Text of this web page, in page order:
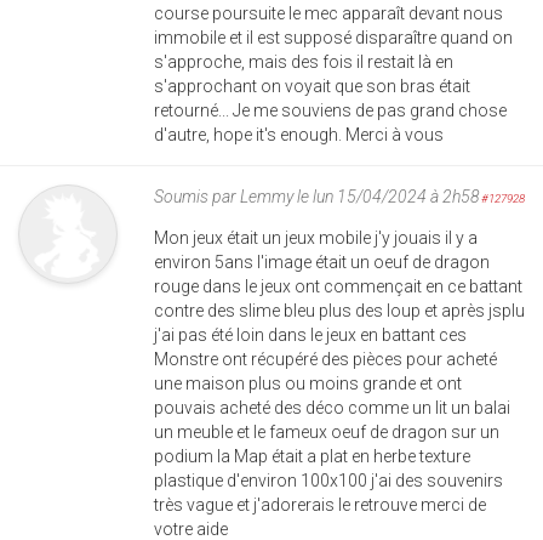
course poursuite le mec apparaît devant nous
immobile et il est supposé disparaître quand on
s'approche, mais des fois il restait là en
s'approchant on voyait que son bras était
retourné... Je me souviens de pas grand chose
d'autre, hope it's enough. Merci à vous
Soumis parLemmyle lun 15/04/2024 à 2h58#127928
Mon jeux était un jeux mobile j'y jouais il y a
environ 5ans l'image était un oeuf de dragon
rouge dans le jeux ont commençait en ce battant
contre des slime bleu plus des loup et après jsplu
j'ai pas été loin dans le jeux en battant ces
Monstre ont récupéré des pièces pour acheté
une maison plus ou moins grande et ont
pouvais acheté des déco comme un lit un balai
un meuble et le fameux oeuf de dragon sur un
podium la Map était a plat en herbe texture
plastique d'environ 100x100 j'ai des souvenirs
très vague et j'adorerais le retrouve merci de
votre aide